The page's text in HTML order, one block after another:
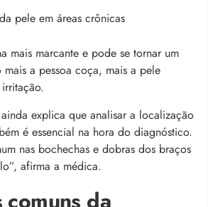
pele em áreas crônicas
mais marcante e pode se tornar um
a pessoa coça, mais a pele
explica que analisar a localização
é essencial na hora do diagnóstico.
nas bochechas e dobras dos braços
afirma a médica.
comuns da